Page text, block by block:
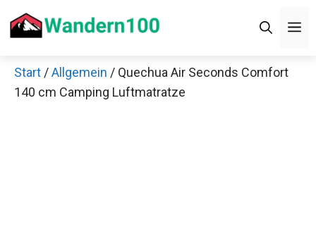
Inhalt
Start /Allgemein / Quechua Air Seconds Comfort
140 cm Camping Luftmatratze
Decathlon Sale